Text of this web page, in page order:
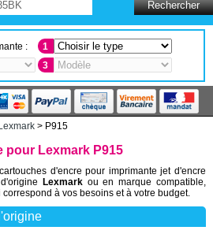
:
1
3
Lexmark> P915
pour Lexmark P915
d'encre pour imprimante jet d'encre
Lexmarkou en marque compatible,
à vos besoins et à votre budget.